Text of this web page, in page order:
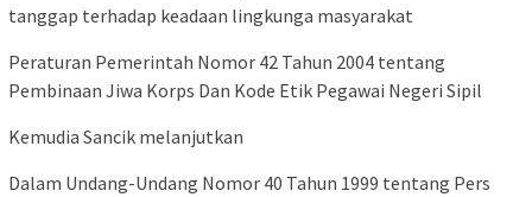
tanggap terhadap keadaan lingkunga masyarakat
Peraturan Pemerintah Nomor 42 Tahun 2004 tentang
Pembinaan Jiwa Korps Dan Kode Etik Pegawai Negeri Sipil
Kemudia Sancik melanjutkan
Dalam Undang-Undang Nomor 40 Tahun 1999 tentang Pers